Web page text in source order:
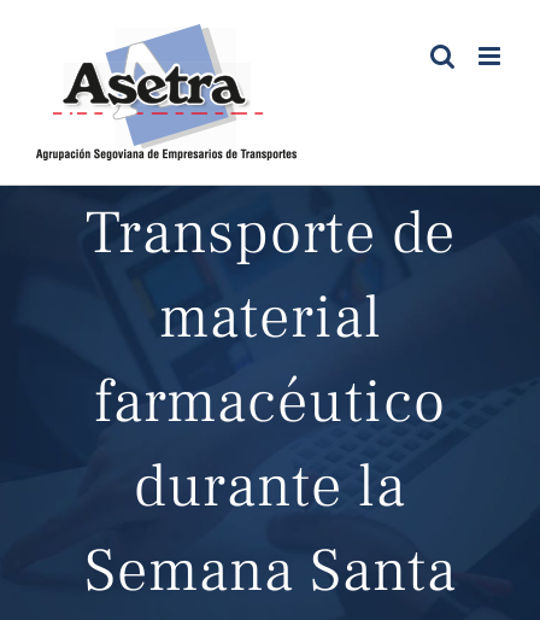
contenido
Transporte de
material
farmacéutico
durante la
Semana Santa